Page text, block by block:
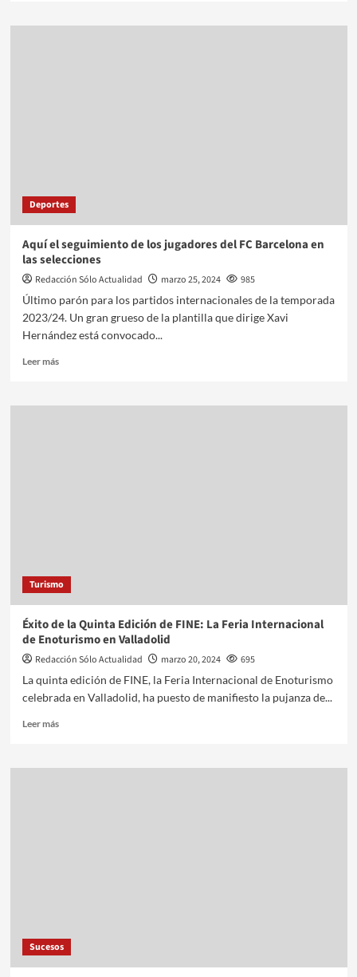
Deportes
Aquí el seguimiento de los jugadores del FC Barcelona en
las selecciones
Redacción Sólo Actualidad marzo 25, 2024
985
Último parón para los partidos internacionales de la temporada
2023/24. Un gran grueso de la plantilla que dirige Xavi
Hernández está convocado...
Leer más
Turismo
Éxito de la Quinta Edición de FINE: La Feria Internacional
de Enoturismo en Valladolid
Redacción Sólo Actualidad marzo 20, 2024
695
La quinta edición de FINE, la Feria Internacional de Enoturismo
celebrada en Valladolid, ha puesto de manifiesto la pujanza de...
Leer más
Sucesos